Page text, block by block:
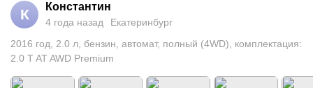
К Константин
4 года назад
Екатеринбург
2016 год 2.0 л бензин автомат, полный (4WD)
комплектация:
2.0 T AT AWD Premium